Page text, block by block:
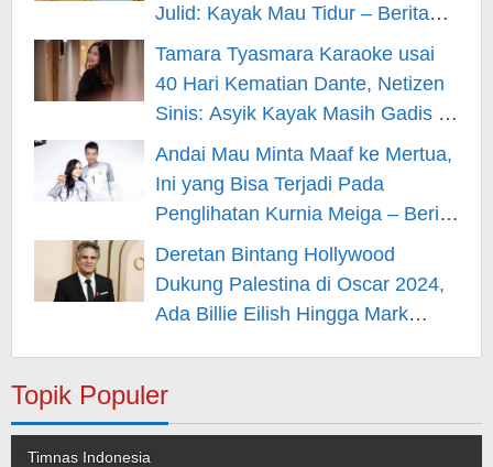
Julid: Kayak Mau Tidur – Berita
Hiburan
Tamara Tyasmara Karaoke usai
40 Hari Kematian Dante, Netizen
Sinis: Asyik Kayak Masih Gadis –
Berita Hiburan
Andai Mau Minta Maaf ke Mertua,
Ini yang Bisa Terjadi Pada
Penglihatan Kurnia Meiga – Berita
Hiburan
Deretan Bintang Hollywood
Dukung Palestina di Oscar 2024,
Ada Billie Eilish Hingga Mark
Topik Populer
Timnas Indonesia